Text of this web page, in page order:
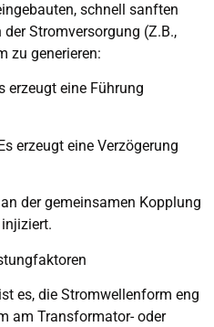
schnell sanften
Stromversorgung (Z.B.,
zu generieren:
erzeugt eine Führung
erzeugt eine Verzögerung
der gemeinsamen Kopplung
es, die Stromwellenform eng
am Transformator- oder